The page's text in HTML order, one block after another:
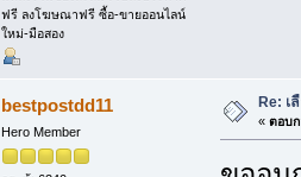
ฟรี ลงโฆษณาฟรี ซื้อ-ขายออนไลน์
ใหม่-มือสอง
bestpostdd11
Hero Member
Re:
« ตอบก